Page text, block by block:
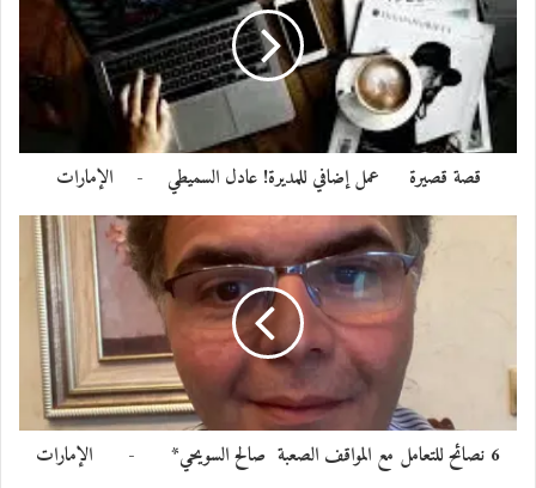
قصة قصيرة عمل إضافي للمديرة! عادل السميطي - الإمارات
6 نصائح للتعامل مع المواقف الصعبة صالح السويحي* - الإمارات